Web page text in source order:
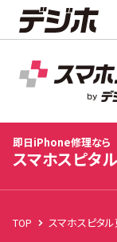
スマホスピタル東大
店舗TOP
即日iPhone修理なら
スマホスピタ
TOP スマホスピタ